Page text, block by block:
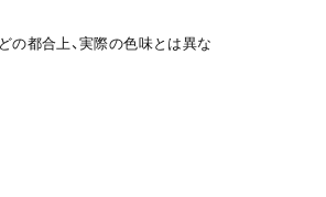
の都合上、実際の色味とは異な